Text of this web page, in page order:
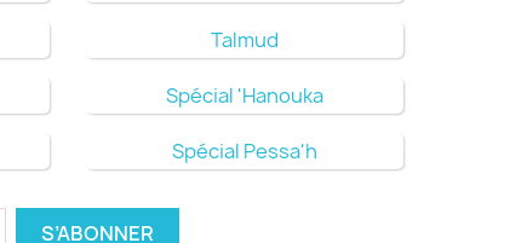
Talmud
Spécial 'Hanouka
Spécial Pessa'h